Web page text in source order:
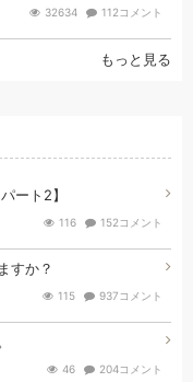
32634 112コメント
もっと見る
ート2】
116 152コメント
すか？
115 937コメント
46 204コメント